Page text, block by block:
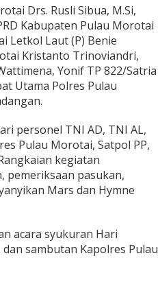
Drs. Rusli Sibua, M.Si,
Kabupaten Pulau Morotai
Letkol Laut (P) Benie
Kristanto Trinoviandri,
Yonif TP 822/Satria
Utama Polres Pulau
personel TNI AD, TNI AL,
Pulau Morotai, Satpol PP,
kegiatan
pemeriksaan pasukan,
Mars dan Hymne
acara syukuran Hari
sambutan Kapolres Pulau